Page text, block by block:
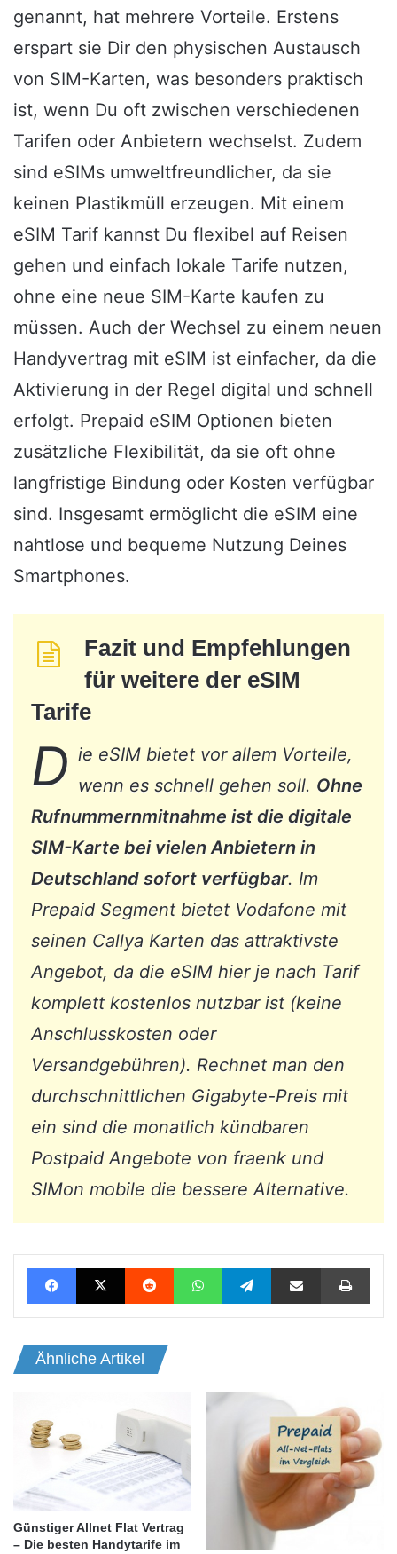
genannt, hat mehrere Vorteile. Erstens
erspart sie Dir den physischen Austausch
von SIM-Karten, was besonders praktisch
ist, wenn Du oft zwischen verschiedenen
Tarifen oder Anbietern wechselst. Zudem
sind eSIMs umweltfreundlicher, da sie
keinen Plastikmüll erzeugen. Mit einem
eSIM Tarif kannst Du flexibel auf Reisen
gehen und einfach lokale Tarife nutzen,
ohne eine neue SIM-Karte kaufen zu
müssen. Auch der Wechsel zu einem neuen
Handyvertrag mit eSIM ist einfacher, da die
Aktivierung in der Regel digital und schnell
erfolgt. Prepaid eSIM Optionen bieten
zusätzliche Flexibilität, da sie oft ohne
langfristige Bindung oder Kosten verfügbar
sind. Insgesamt ermöglicht die eSIM eine
nahtlose und bequeme Nutzung Deines
Smartphones.
Fazit und Empfehlungen
für weitere der eSIM
Tarife
D ie eSIM bietet vor allem Vorteile,
wenn es schnell gehen soll. Ohne
Rufnummernmitnahme ist die digitale
SIM-Karte bei vielen Anbietern in
Deutschland sofort verfügbar. Im
Prepaid Segment bietet Vodafone mit
seinen Callya Karten das attraktivste
Angebot, da die eSIM hier je nach Tarif
komplett kostenlos nutzbar ist (keine
Anschlusskosten oder
Versandgebühren). Rechnet man den
durchschnittlichen Gigabyte-Preis mit
ein sind die monatlich kündbaren
Postpaid Angebote von fraenk und
SIMon mobile die bessere Alternative.
Facebook X Reddit WhatsApp Telegram Teile per E-Mail
Ähnliche Artikel
Günstiger Allnet Flat Vertrag
– Die besten Handytarife im